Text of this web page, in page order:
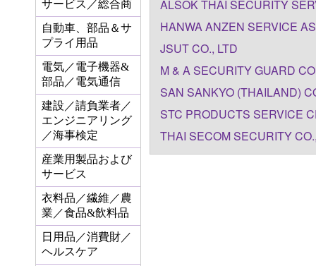
サービス／総合商
自動車、部品＆サ
プライ用品
電気／電子機器&
部品／電気通信
建設／請負業者／
エンジニアリング
／海事検定
産業用製品および
サービス
衣料品／繊維／農
業／食品&飲料品
日用品／消費財／
ヘルスケア
ALSOK THAI SECURITY
HANWA ANZEN SERVICE
JSUT CO., LTD
M & A SECURITY GUARD
SAN SANKYO (THAILAND)
STC PRODUCTS SERVICE
THAI SECOM SECURITY